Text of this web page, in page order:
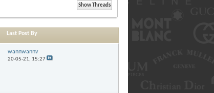
Last Post By
wannwannv
20-05-21, 15:27